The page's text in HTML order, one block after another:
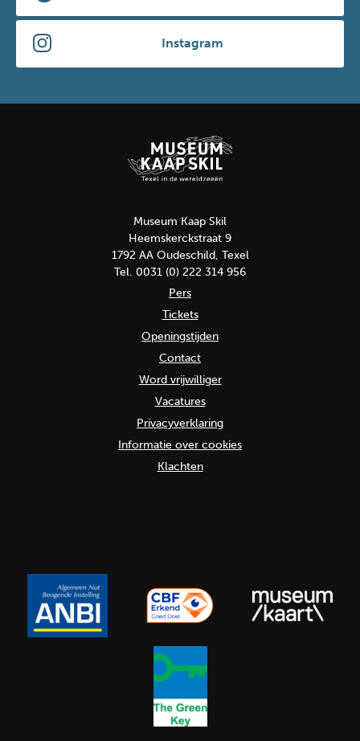
Instagram
Museum Kaap Skil
Heemskerckstraat 9
1792 AA Oudeschild, Texel
Tel. 0031 (0) 222 314 956
Pers
Tickets
Openingstijden
Contact
Word vrijwilliger
Vacatures
Privacyverklaring
Informatie over cookies
Klachten